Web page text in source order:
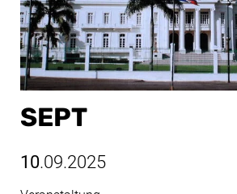
SEPT
10.09.2025